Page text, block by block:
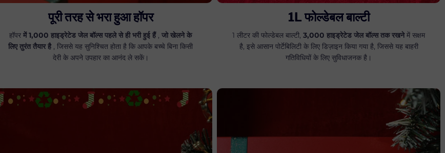
पूरी तरह से भरा हुआ हॉपर
हॉपर में 1,000 हाइड्रेटेड जेल बॉल्स पहले से ही भरी हुई हैं, जो खेलने के
लिए तुरंत तैयार है, जिससे यह सुनिश्चित होता है कि आपके बच्चे बिना किसी
देरी के अपने उपहार का आनंद ले सकें।
1L फोल्डेबल बाल्टी
1 लीटर की फोल्डेबल बाल्टी, 3,000 हाइड्रेटेड जेल बॉल्स तक रखनेमें सक्षम
है, इसे आसान पोर्टेबिलिटी के लिए डिज़ाइन किया गया है, जिससे यह बाहरी
गतिविधियों के लिए सुविधाजनक है।